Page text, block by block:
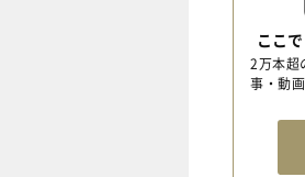
ここ
2万本超
事・動